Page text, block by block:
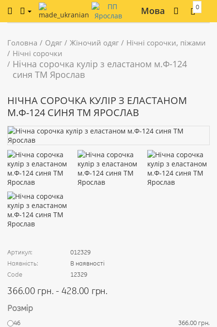
Мова 0
Головна Одяг Жіночий одяг
Нічні сорочки, піжами
Нічні сорочки
Нічна сорочка кулір з еластаном м.Ф-124
синя ТМ Ярослав
НІЧНА СОРОЧКА КУЛІР З ЕЛАСТАНОМ
М.Ф-124 СИНЯ ТМ ЯРОСЛАВ
Артикул:
012329
Наявність:
В наявності
Code
12329
366.00 грн. - 428.00 грн.
Розмір
46
366.00 грн.